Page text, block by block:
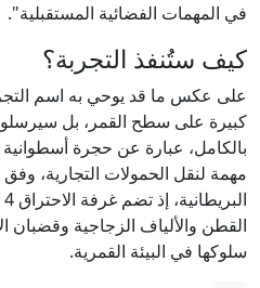
في المهمات الفضائية المستقبلية".
كيف ستُنفذ التجربة؟
على عكس ما قد يوحي به اسم
كبيرة على سطح القمر، بل
بالكامل، عبارة عن حجرة
مهمة لنقل الحمولات التجارية،
القطن والألياف الزجاجية وقضبان
سلوكها في البيئة القمرية.